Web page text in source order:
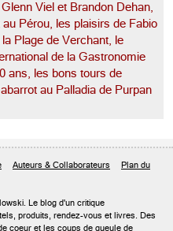
Viel et Brandon Dehan,
au Pérou, les plaisirs de Fabio
Plage de Verchant, le
de la Gastronomie
ans, les bons tours de
au Palladia de Purpan
Auteurs & Collaborateurs
Plan du
. Le blog d'un critique
produits, rendez-vous et livres. Des
coeur et les coups de gueule de